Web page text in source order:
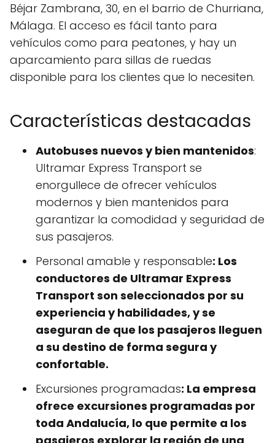
Béjar Zambrana, 30, en el barrio de Churriana,
Málaga. El acceso es fácil tanto para
vehículos como para peatones, y hay un
aparcamiento para sillas de ruedas
disponible para los clientes que lo necesiten.
Características destacadas
Autobuses nuevos y bien mantenidos:
Ultramar Express Transport se
enorgullece de ofrecer vehículos
modernos y bien mantenidos para
garantizar la comodidad y seguridad de
sus pasajeros.
Personal amable y responsable: Los
conductores de Ultramar Express
Transport son seleccionados por su
experiencia y habilidades, y se
aseguran de que los pasajeros lleguen
a su destino de forma segura y
confortable.
Excursiones programadas: La empresa
ofrece excursiones programadas por
toda Andalucía, lo que permite a los